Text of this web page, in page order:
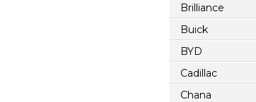
Brilliance
Buick
BYD
Cadillac
Chana